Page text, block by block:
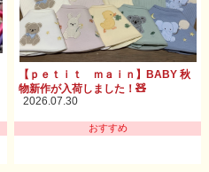
【ｐｅｔｉｔ ｍａｉｎ】BABY 秋
物新作が入荷しました！🧸
2026.07.30
おすすめ